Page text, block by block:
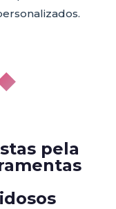
pela